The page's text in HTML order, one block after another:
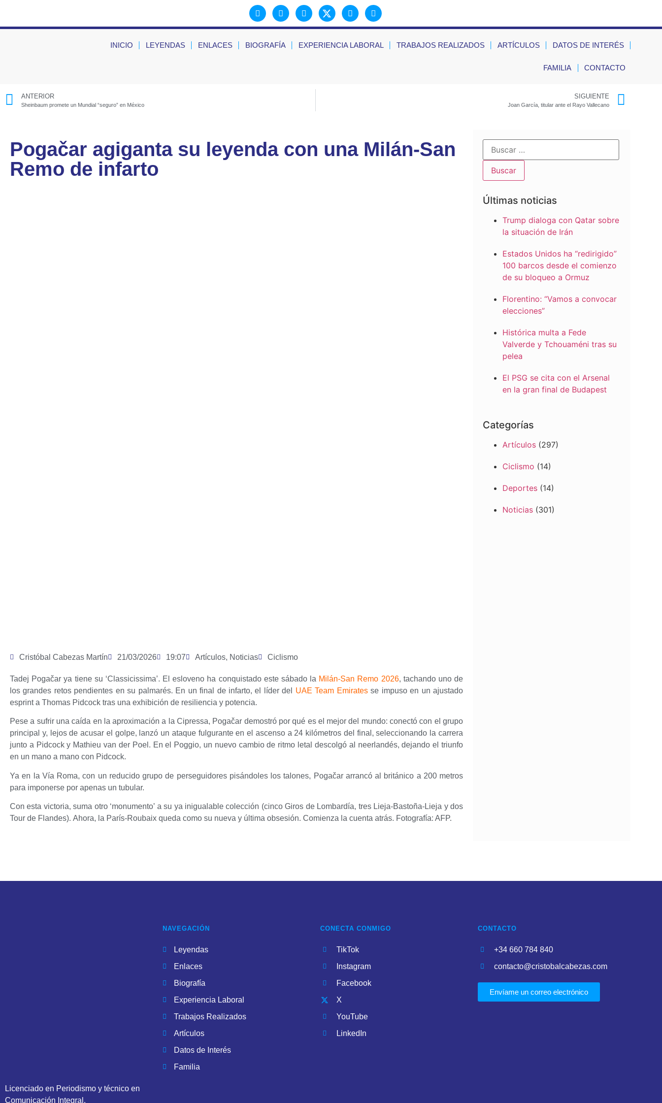
INICIO LEYENDAS ENLACES BIOGRAFÍA EXPERIENCIA LABORAL TRABAJOS REALIZADOS ARTÍCULOS DATOS DE INTERÉS
FAMILIA CONTACTO
ANTERIOR
Sheinbaum promete un Mundial “seguro” en México
SIGUIENTE
Joan García, titular ante el Rayo Vallecano
Pogačar agiganta su leyenda con una Milán-San
Remo de infarto
Cristóbal Cabezas Martín 21/03/2026 19:07 Artículos, Noticias Ciclismo
Tadej Pogačar ya tiene su ‘Classicissima’. El esloveno ha conquistado este sábado la Milán-San Remo 2026, tachando uno de
los grandes retos pendientes en su palmarés. En un final de infarto, el líder del UAE Team Emiratesse impuso en un ajustado
esprint a Thomas Pidcock tras una exhibición de resiliencia y potencia.
Pese a sufrir una caída en la aproximación a la Cipressa, Pogačar demostró por qué es el mejor del mundo: conectó con el grupo
principal y, lejos de acusar el golpe, lanzó un ataque fulgurante en el ascenso a 24 kilómetros del final, seleccionando la carrera
junto a Pidcock y Mathieu van der Poel . En el Poggio, un nuevo cambio de ritmo letal descolgó al neerlandés, dejando el triunfo
en un mano a mano con Pidcock.
Ya en la Vía Roma, con un reducido grupo de perseguidores pisándoles los talones, Pogačar arrancó al británico a 200 metros
para imponerse por apenas un tubular.
Con esta victoria, suma otro ‘monumento’ a su ya inigualable colección (cinco Giros de Lombardía, tres Lieja-Bastoña-Lieja y dos
Tour de Flandes). Ahora, la París-Roubaix queda como su nueva y última obsesión. Comienza la cuenta atrás. Fotografía: AFP.
Últimas noticias
Trump dialoga con Qatar sobre
la situación de Irán
Estados Unidos ha “redirigido”
100 barcos desde el comienzo
de su bloqueo a Ormuz
Florentino: “Vamos a convocar
elecciones”
Histórica multa a Fede
Valverde y Tchouaméni tras su
pelea
El PSG se cita con el Arsenal
en la gran final de Budapest
Categorías
Artículos (297)
Ciclismo (14)
Deportes (14)
Noticias (301)
Licenciado en Periodismo y técnico en
Comunicación Integral.
NAVEGACIÓN
Leyendas
Enlaces
Biografía
Experiencia Laboral
Trabajos Realizados
Artículos
Datos de Interés
Familia
CONECTA CONMIGO
TikTok
Instagram
Facebook
X
YouTube
LinkedIn
CONTACTO
+34 660 784 840
contacto@cristobalcabezas.com
Envíame un correo electrónico